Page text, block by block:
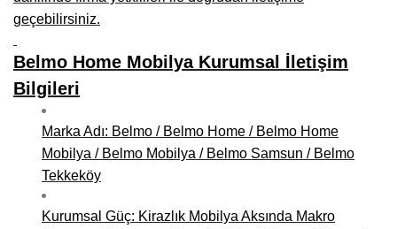
Niğde Mobilyacılar, Mobilya Firmaları, İmalatçıları
Giresun Mobilya Mağazaları, İmalatçıları, Mobilyacıları
geçebilirsiniz.
Belmo Home Mobilya Kurumsal İletişim
Bilgileri
Marka Adı: Belmo / Belmo Home / Belmo Home
Mobilya / Belmo Mobilya / Belmo Samsun / Belmo
Tekkeköy
Kurumsal Güç: Kirazlık Mobilya Aksında Makro